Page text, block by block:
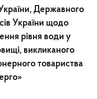
Державного
України щодо
рівня води у
викликаного
товариства